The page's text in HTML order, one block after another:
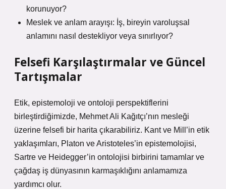
korunuyor?
Meslek ve anlam arayışı: İş, bireyin varoluşsal
anlamını nasıl destekliyor veya sınırlıyor?
Felsefi Karşılaştırmalar ve Güncel
Tartışmalar
Etik, epistemoloji ve ontoloji perspektiflerini
birleştirdiğimizde, Mehmet Ali Kağıtçı’nın mesleği
üzerine felsefi bir harita çıkarabiliriz. Kant ve Mill’in etik
yaklaşımları, Platon ve Aristoteles’in epistemolojisi,
Sartre ve Heidegger’in ontolojisi birbirini tamamlar ve
çağdaş iş dünyasının karmaşıklığını anlamamıza
yardımcı olur.